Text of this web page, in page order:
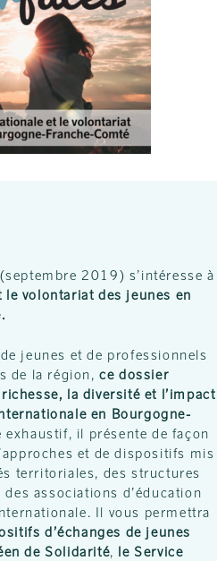
(septembre 2019) s’intéresse à
volontariat des jeunes en
jeunes et de professionnels
de la région,ce dossier
la diversité et l’impact
en Bourgogne-
exhaustif, il présente de façon
et de dispositifs mis
territoriales, des structures
associations d’éducation
Il vous permettra
d’échanges de jeunes
de Solidarité, le Service